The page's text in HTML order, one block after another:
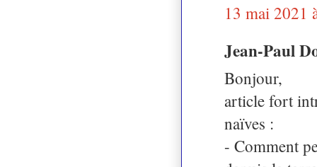
13 mai 2021
Jean-Paul
Bonjour,
article fort
naïves :
- Comment